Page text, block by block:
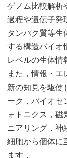
ゲノム比較解析
過程や遺伝子発
タンパク質等生
する構造バイオ
レベルの生体情
また，情報・
新の知見を駆使
ーク，バイオセ
ォトニクス，磁
ニアリング，神
細胞から個体に
ます．